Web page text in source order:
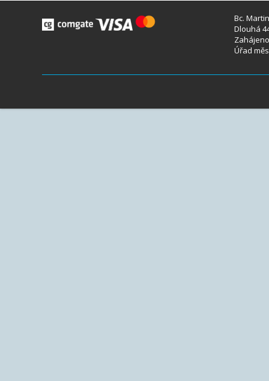
Bc.
Dlouhá
Úřad